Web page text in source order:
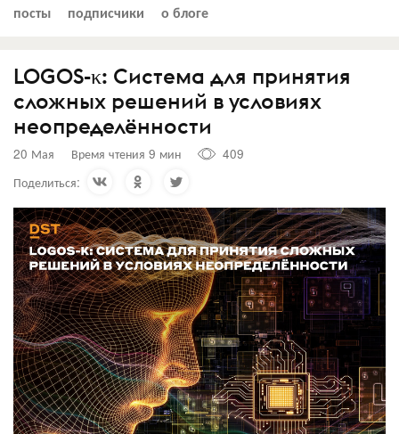
посты подписчики о блоге
LOGOS-κ: Система для принятия
сложных решений в условиях
неопределённости
20 Мая Время чтения 9 мин
409
Поделиться: